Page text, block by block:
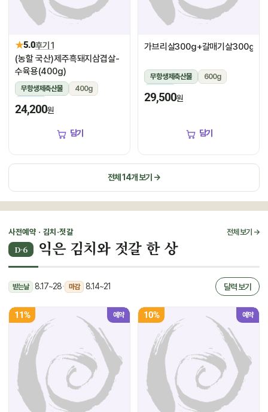
★5.0후기 1
(농할 국산)제주흑돼지삼겹살-
수육용(400g)
무항생제축산물
400g
냉장
24,200원
담기
가브리살300g+갈매기살300g
무항생제축산물
600g
냉장
29,500원
담기
전체 14개 보기 →
사전예약 · 김치·젓갈 전체 보기 →
D-6 익은 김치와 젓갈 한 상
받는날 8.17~28· 마감 8.14~21 달력 보기
11% 예약 10% 예약